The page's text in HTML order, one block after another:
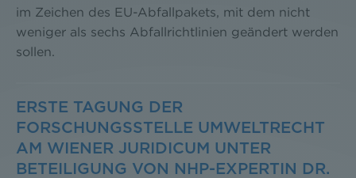
im Zeichen des EU-Abfallpakets, mit dem nicht
weniger als sechs Abfallrichtlinien geändert werden
sollen.
ERSTE TAGUNG DER
FORSCHUNGSSTELLE UMWELTRECHT
AM WIENER JURIDICUM UNTER
BETEILIGUNG VON NHP-EXPERTIN DR.